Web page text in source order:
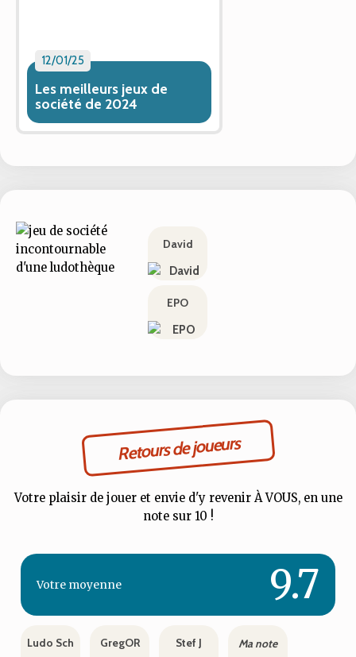
12/01/25
Les meilleurs jeux de
société de 2024
David
EPO
Retours de joueurs
Votre plaisir de jouer et envie d'y revenir À VOUS, en une
note sur 10 !
Votre moyenne 9.7
Ludo Sch GregOR Stef J Ma note